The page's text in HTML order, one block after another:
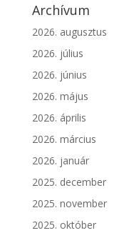
Archívum
2026. augusztus
2026. július
2026. június
2026. május
2026. április
2026. március
2026. január
2025. december
2025. november
2025. október